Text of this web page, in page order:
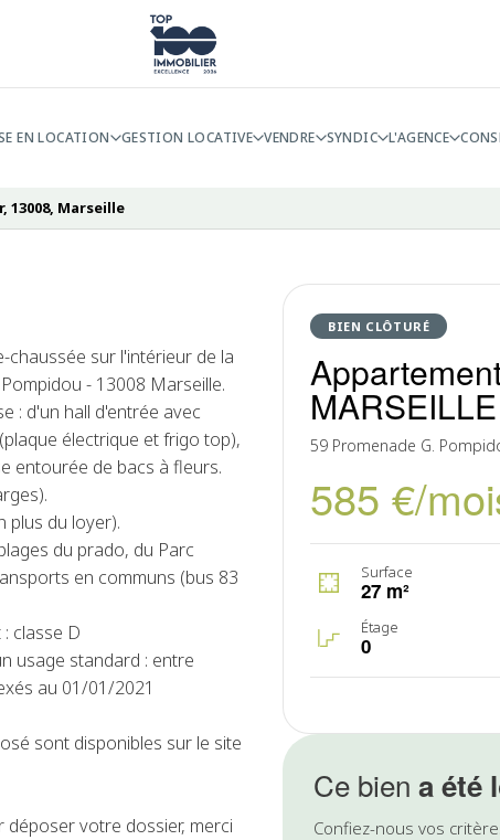
EN LOCATION GESTION LOCATIVE VENDRE SYNDIC L'AGENCE
13008, Marseille
BIEN CLÔTURÉ
MARSEILLE
59 Promenade G.
585 €/
Surface
27 m²
Étage
0
Ce biena été
Confiez-nous vos
chaussée sur l'intérieur de la
- 13008 Marseille.
: d'un hall d'entrée avec
électrique et frigo top),
entourée de bacs à fleurs.
plus du loyer).
du prado, du Parc
en communs (bus 83
classe D
usage standard : entre
au 01/01/2021
sont disponibles sur le site
votre dossier, merci